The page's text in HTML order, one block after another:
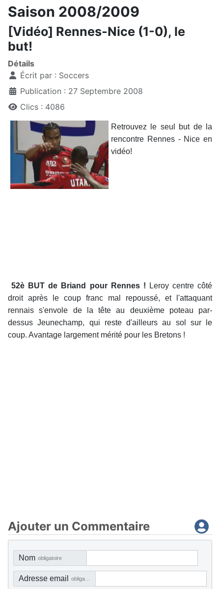
Saison 2008/2009
[Vidéo] Rennes-Nice (1-0), le
but!
Détails
Écrit par : Soccers
Publication : 27 Septembre 2008
Clics : 4086
Retrouvez le seul but de la
rencontre Rennes - Nice en
vidéo!
52è BUT de Briand pour Rennes ! Leroy centre côté
droit après le coup franc mal repoussé, et l'attaquant
rennais s'envole de la tête au deuxième poteau par-
dessus Jeunechamp, qui reste d'ailleurs au sol sur le
coup. Avantage largement mérité pour les Bretons !
Ajouter un Commentaire
Nom obligatoire
Adresse email